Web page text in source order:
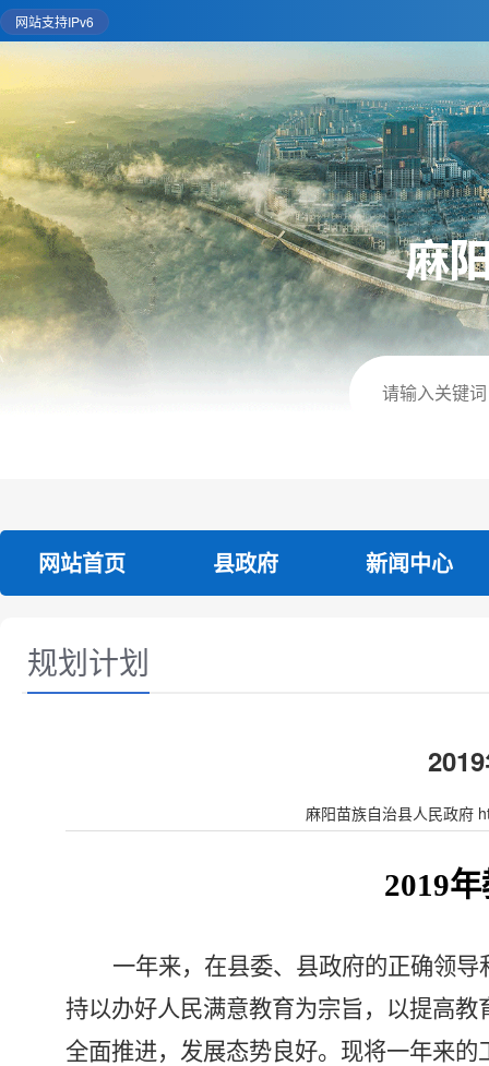
网站支持IPv6
网站首页 县政府 新闻中心
规划计划
麻阳苗族自治县人民政府
2019
一年来，在县委、县政府的正确领
持以办好人民满意教育为宗旨，以提高教
全面推进，发展态势良好。现将一年来的